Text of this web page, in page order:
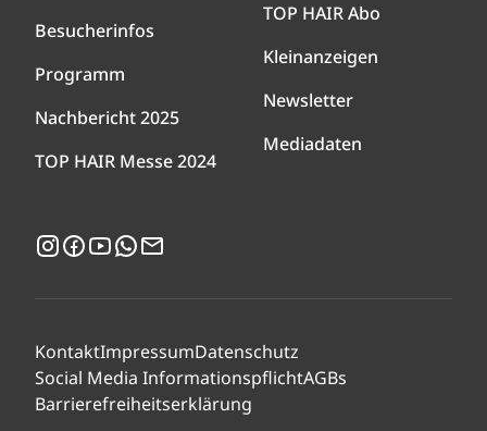
Besucherinfos
Programm
Nachbericht 2025
TOP HAIR Messe 2024
TOP HAIR Abo
Kleinanzeigen
Newsletter
Mediadaten
Instagram
Facebook
YouTubeWhatsApp
KontaktImpressumDatenschutz
Social Media InformationspflichtAGBs
Barrierefreiheitserklärung